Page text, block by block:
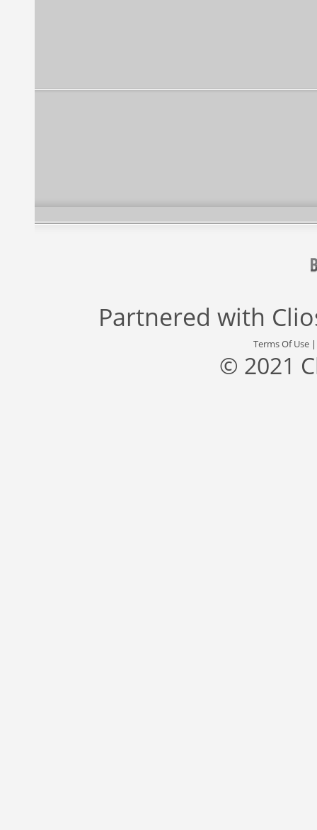
Partnered with
Terms Of Use
© 2021